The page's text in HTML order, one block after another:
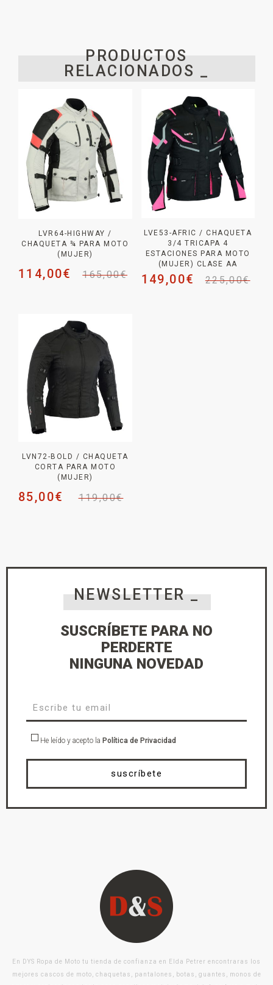
PRODUCTOS
RELACIONADOS _
LVR64-HIGHWAY /
CHAQUETA ¾ PARA MOTO
(MUJER)
165,00€
114,00€
LVE53-AFRIC / CHAQUETA
3/4 TRICAPA 4
ESTACIONES PARA MOTO
(MUJER) CLASE AA
225,00€
149,00€
LVN72-BOLD / CHAQUETA
CORTA PARA MOTO
(MUJER)
119,00€
85,00€
NEWSLETTER _
SUSCRÍBETE PARA NO
PERDERTE
NINGUNA NOVEDAD
He leído y acepto la Política de Privacidad
suscríbete
En DYS Ropa de Moto tu tienda de confianza en Elda Petrer encontraras los
mejores cascos de moto, chaquetas, pantalones, botas, guantes, monos de